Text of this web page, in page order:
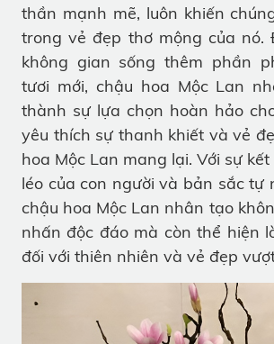
thần mạnh mẽ, luôn khiến
trong vẻ đẹp thơ mộng của
không gian sống thêm phần
tươi mới, chậu hoa Mộc Lan
thành sự lựa chọn hoàn hảo
yêu thích sự thanh khiết và vẻ
hoa Mộc Lan mang lại. Với sự
léo của con người và bản sắc tự
chậu hoa Mộc Lan nhân tạo
nhấn độc đáo mà còn thể hiện
đối với thiên nhiên và vẻ đẹp